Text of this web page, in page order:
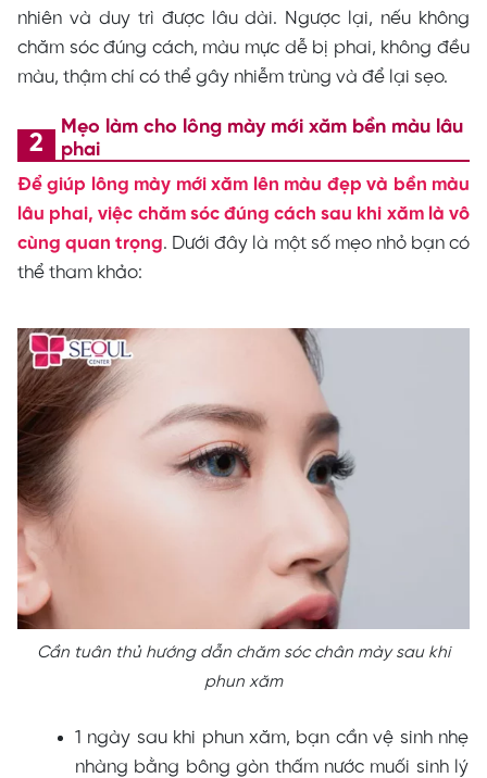
nhiên và duy trì được lâu dài. Ngược lại, nếu không
chăm sóc đúng cách, màu mực dễ bị phai, không đều
màu, thậm chí có thể gây nhiễm trùng và để lại sẹo.
Mẹo làm cho lông mày mới xăm bền màu lâu
phai
Để giúp lông mày mới xăm lên màu đẹp và bền màu
lâu phai, việc chăm sóc đúng cách sau khi xăm là vô
cùng quan trọng. Dưới đây là một số mẹo nhỏ bạn có
thể tham khảo:
Cần tuân thủ hướng dẫn chăm sóc chân mày sau khi
phun xăm
1 ngày sau khi phun xăm, bạn cần vệ sinh nhẹ
nhàng bằng bông gòn thấm nước muối sinh lý